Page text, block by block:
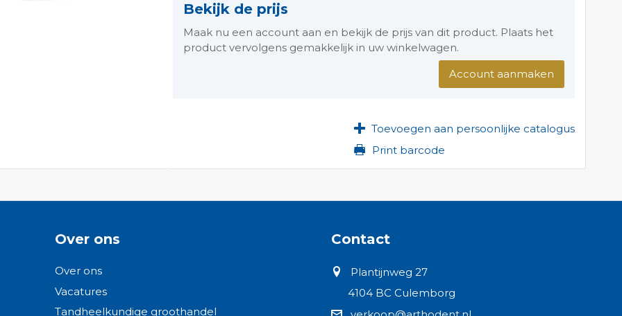
Bekijk de prijs
Maak nu een account aan en bekijk de prijs van dit product. Plaats het
product vervolgens gemakkelijk in uw winkelwagen.
Account aanmaken
Toevoegen aan persoonlijke catalogus
Print barcode
Over ons
Over ons
Vacatures
Tandheelkundige groothandel
Contact
Plantijnweg 27
4104 BC Culemborg